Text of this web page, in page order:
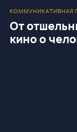
КОММУНИКАТИВНАЯ
От
кино о